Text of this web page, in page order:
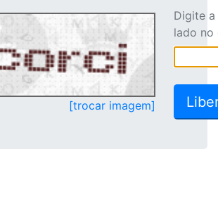
[trocar imagem]
Digite
lado no